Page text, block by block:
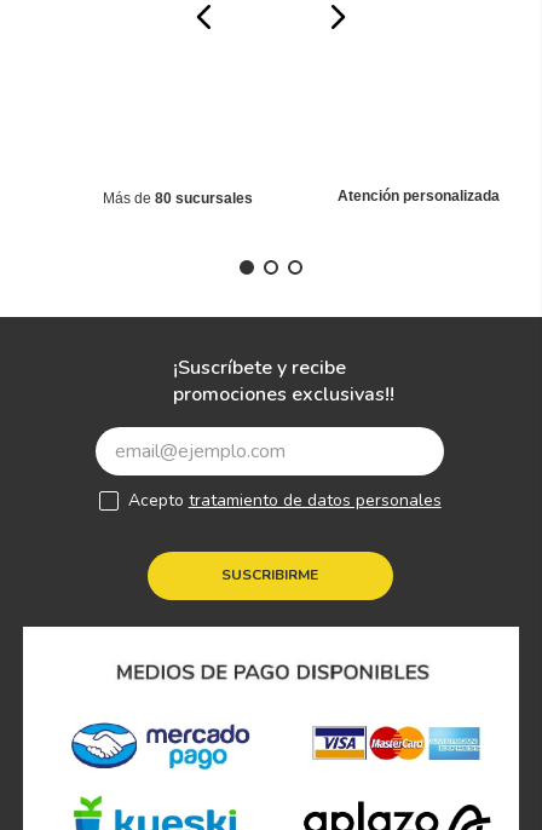
Más de 80 sucursales Atención personalizada
¡Suscríbete y recibe
promociones exclusivas!!
SUSCRIBIRME
Acepto tratamiento de datos personales